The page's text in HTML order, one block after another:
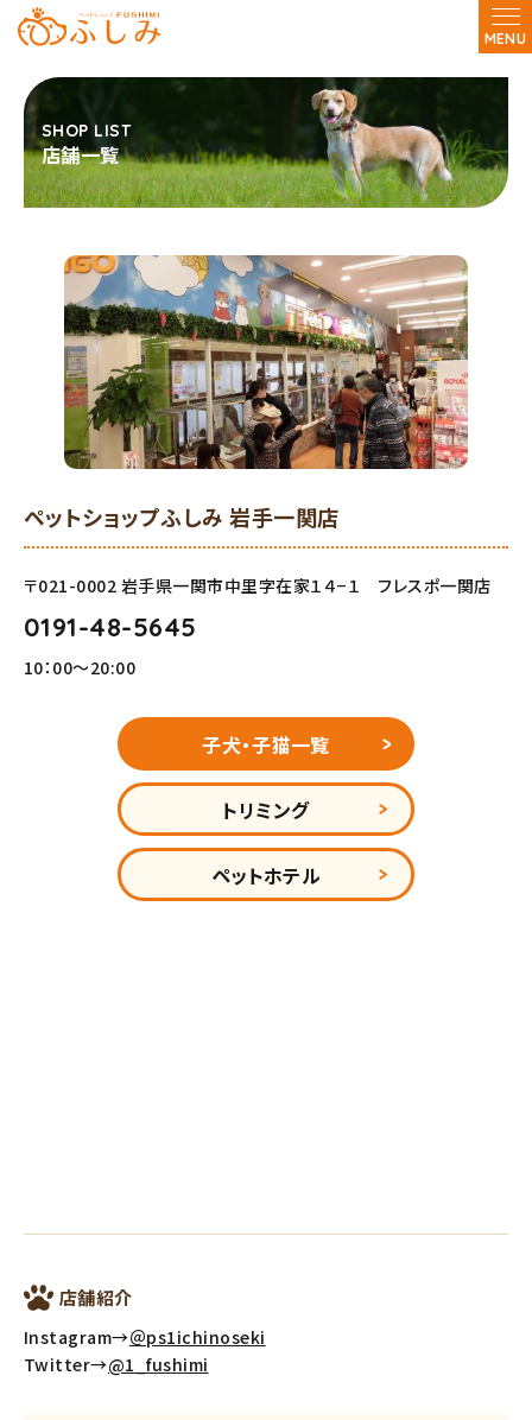
MENU
店舗一覧
ペットショップふしみ 岩手一関店
〒021-0002 岩手県一関市中里字在家１４−１ フレスポ一関店
0191-48-5645
10：00～20:00
子犬・子猫一覧
トリミング
ペットホテル
店舗紹介
Instagram→＠ps1ichinoseki
Twitter→@1_fushimi